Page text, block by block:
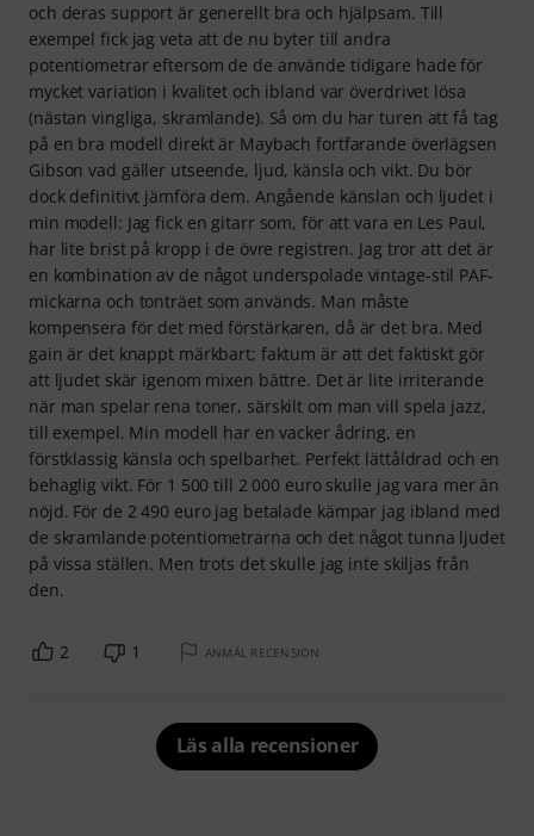
och deras support är generellt bra och hjälpsam. Till
exempel fick jag veta att de nu byter till andra
potentiometrar eftersom de de använde tidigare hade för
mycket variation i kvalitet och ibland var överdrivet lösa
(nästan vingliga, skramlande). Så om du har turen att få tag
på en bra modell direkt är Maybach fortfarande överlägsen
Gibson vad gäller utseende, ljud, känsla och vikt. Du bör
dock definitivt jämföra dem. Angående känslan och ljudet i
min modell: Jag fick en gitarr som, för att vara en Les Paul,
har lite brist på kropp i de övre registren. Jag tror att det är
en kombination av de något underspolade vintage-stil PAF-
mickarna och tonträet som används. Man måste
kompensera för det med förstärkaren, då är det bra. Med
gain är det knappt märkbart; faktum är att det faktiskt gör
att ljudet skär igenom mixen bättre. Det är lite irriterande
när man spelar rena toner, särskilt om man vill spela jazz,
till exempel. Min modell har en vacker ådring, en
förstklassig känsla och spelbarhet. Perfekt lättåldrad och en
behaglig vikt. För 1 500 till 2 000 euro skulle jag vara mer än
nöjd. För de 2 490 euro jag betalade kämpar jag ibland med
de skramlande potentiometrarna och det något tunna ljudet
på vissa ställen. Men trots det skulle jag inte skiljas från
den.
2 1 ANMÄL RECENSION
Läs alla recensioner